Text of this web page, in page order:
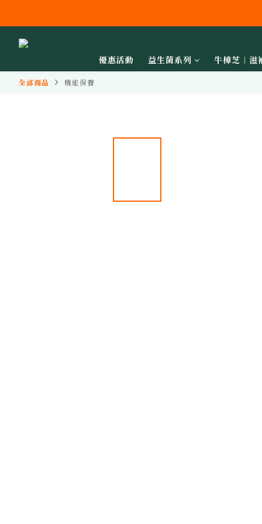
優惠活動 益生菌系列 牛樟芝︱滋
全部商品 機能保養